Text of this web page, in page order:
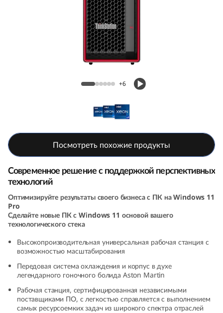
n
k
S
a
Рабочая станция ThinkStation P5
+6
Посмотреть похожие продукты
Современное решение с поддержкой перспективных
технологий
Оптимизируйте результаты своего бизнеса с ПК на Windows 11
Pro
Сделайте новые ПК с Windows 11 основой вашего
технологического стека
Высокопроизводительная универсальная рабочая станция с
возможностью масштабирования
Передовая система охлаждения и корпус в духе
легендарного гоночного болида Aston Martin
Рабочая станция, сертифицированная независимыми
поставщиками ПО, с легкостью справляется с выполнением
самых ресурсоемких задач из широкого спектра отраслей